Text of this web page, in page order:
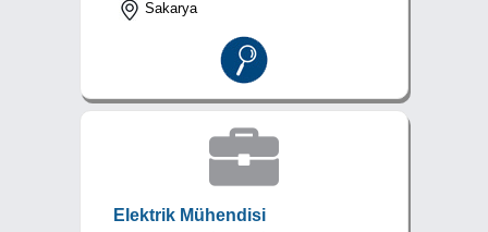
Sakarya
Elektrik Mühendisi